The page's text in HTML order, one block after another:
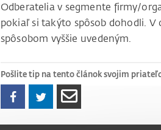
Odberatelia v segmente firmy/
pokiaľ si takýto spôsob dohodli.
spôsobom vyššie uvedeným.
Pošlite tip na tento článok svojim